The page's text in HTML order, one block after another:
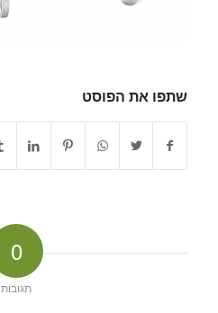
שתפו את הפוסט
0
תגובות